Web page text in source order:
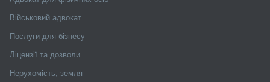
Перерахунок пенсії військовим
Судовий супровід бізнесу
Аналіз і розробка договорів
Неприбутковим організаціям
Військовий адвокат
Послуги для бізнесу
Ліцензії та дозволи
Нерухомість, земля